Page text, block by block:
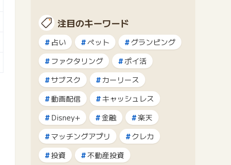
注目のキーワード
占い ペット
グランピング
ファクタリング
ポイ活
サブスク
カーリース
動画配信
キャッシュレス
Disney+
金融
楽天
マッチングアプリ
クレカ
投資
不動産投資